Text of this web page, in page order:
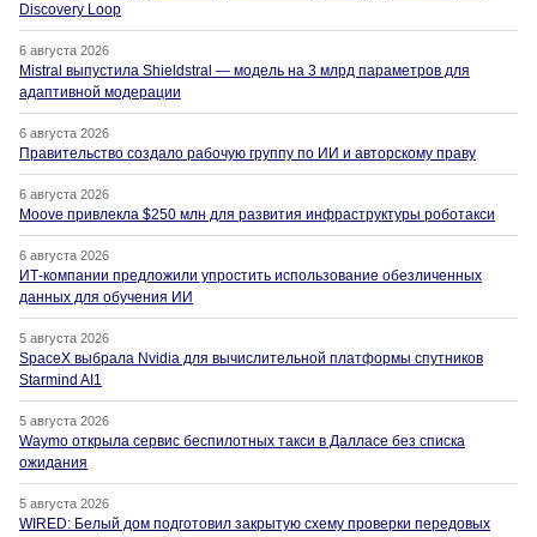
Discovery Loop
6 августа 2026
Mistral выпустила Shieldstral — модель на 3 млрд параметров для
адаптивной модерации
6 августа 2026
Правительство создало рабочую группу по ИИ и авторскому праву
6 августа 2026
Moove привлекла $250 млн для развития инфраструктуры роботакси
6 августа 2026
ИТ-компании предложили упростить использование обезличенных
данных для обучения ИИ
5 августа 2026
SpaceX выбрала Nvidia для вычислительной платформы спутников
Starmind AI1
5 августа 2026
Waymo открыла сервис беспилотных такси в Далласе без списка
ожидания
5 августа 2026
WIRED: Белый дом подготовил закрытую схему проверки передовых